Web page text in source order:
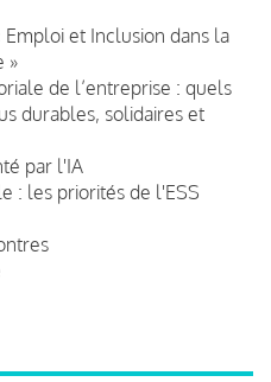
et Inclusion dans la
»
de l’entreprise : quels
durables, solidaires et
par l'IA
: les priorités de l'ESS